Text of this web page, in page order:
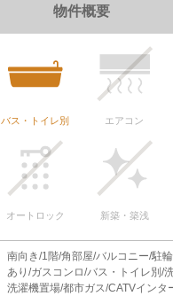
物件概要
バス・トイレ別 エアコン
オートロック 新築・築浅
南向き/1階/角部屋/バルコニー/駐
あり/ガスコンロ/バス・トイレ別/
洗濯機置場/都市ガス/CATVインタ